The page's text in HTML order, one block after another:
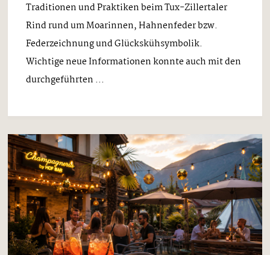
Traditionen und Praktiken beim Tux-Zillertaler
Rind rund um Moarinnen, Hahnenfeder bzw.
Federzeichnung und Glückskühsymbolik.
Wichtige neue Informationen konnte auch mit den
durchgeführten ...